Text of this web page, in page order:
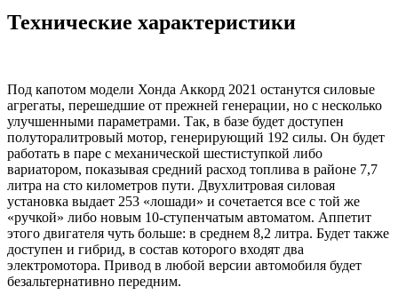
Технические характеристики
Под капотом модели Хонда Аккорд 2021 останутся силовые
агрегаты, перешедшие от прежней генерации, но с несколько
улучшенными параметрами. Так, в базе будет доступен
полуторалитровый мотор, генерирующий 192 силы. Он будет
работать в паре с механической шестиступкой либо
вариатором, показывая средний расход топлива в районе 7,7
литра на сто километров пути. Двухлитровая силовая
установка выдает 253 «лошади» и сочетается все с той же
«ручкой» либо новым 10-ступенчатым автоматом. Аппетит
этого двигателя чуть больше: в среднем 8,2 литра. Будет также
доступен и гибрид, в состав которого входят два
электромотора. Привод в любой версии автомобиля будет
безальтернативно передним.